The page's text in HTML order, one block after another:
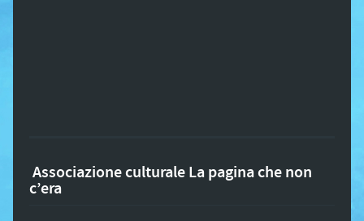
Associazione culturale La pagina che non
c’era